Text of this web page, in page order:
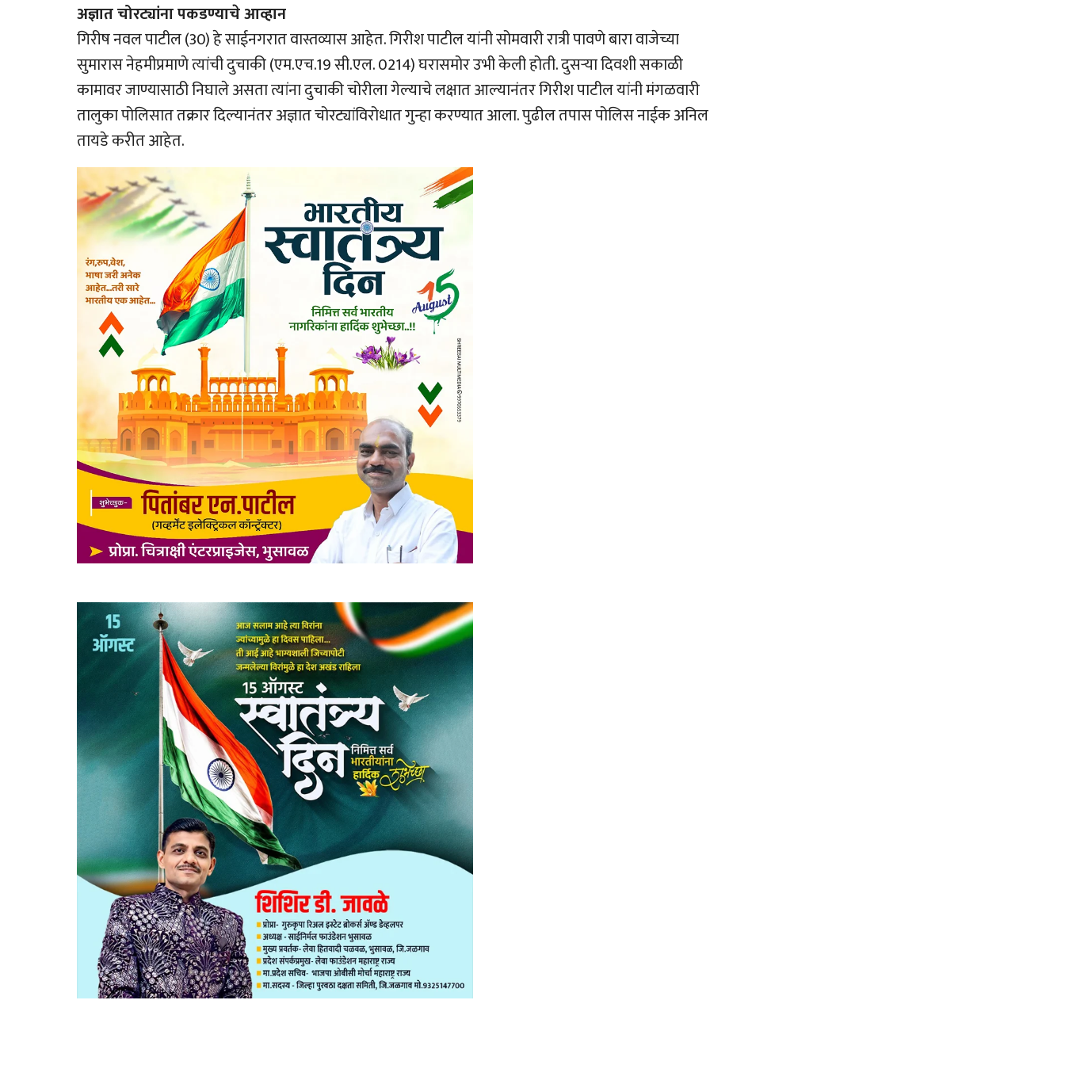
अज्ञात चोरट्यांना पकडण्याचे आव्हान
गिरीष नवल पाटील (30) हे साईनगरात वास्तव्यास आहेत. गिरीश पाटील यांनी सोमवारी रात्री पावणे बारा वाजेच्या
सुमारास नेहमीप्रमाणे त्यांची दुचाकी (एम.एच.19 सी.एल. 0214) घरासमोर उभी केली होती. दुसर्‍या दिवशी सकाळी
कामावर जाण्यासाठी निघाले असता त्यांना दुचाकी चोरीला गेल्याचे लक्षात आल्यानंतर गिरीश पाटील यांनी मंगळवारी
तालुका पोलिसात तक्रार दिल्यानंतर अज्ञात चोरट्यांविरोधात गुन्हा करण्यात आला. पुढील तपास पोलिस नाईक अनिल
तायडे करीत आहेत.